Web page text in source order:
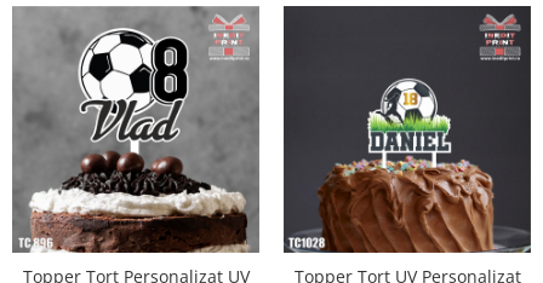
Topper Tort Personalizat UV
Topper Tort UV Personalizat